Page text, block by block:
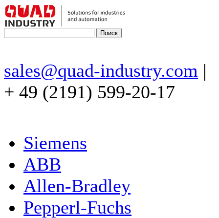
sales@quad-industry.com |
+ 49 (2191) 599-20-17
Siemens
ABB
Allen-Bradley
Pepperl-Fuchs